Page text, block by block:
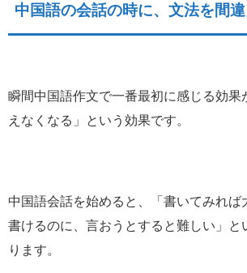
中国語の会話の時に、文法を間
瞬間中国語作文で一番最初に感じる効果
えなくなる」という効果です。
中国語会話を始めると、「書いてみれば
書けるのに、言おうとすると難しい」と
ります。